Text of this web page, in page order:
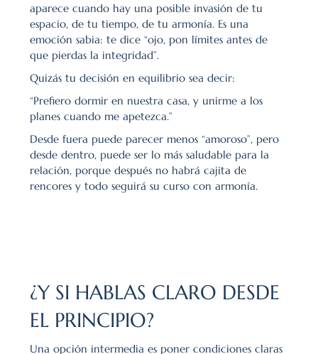
aparece cuando hay una posible invasión de tu
espacio, de tu tiempo, de tu armonía. Es una
emoción sabia: te dice “ojo, pon límites antes de
que pierdas la integridad”.
Quizás tu decisión en equilibrio sea decir:
“Prefiero dormir en nuestra casa, y unirme a los
planes cuando me apetezca.”
Desde fuera puede parecer menos “amoroso”, pero
desde dentro, puede ser lo más saludable para la
relación, porque después no habrá cajita de
rencores y todo seguirá su curso con armonía.
¿Y SI HABLAS CLARO DESDE
EL PRINCIPIO?
Una opción intermedia es poner condiciones claras